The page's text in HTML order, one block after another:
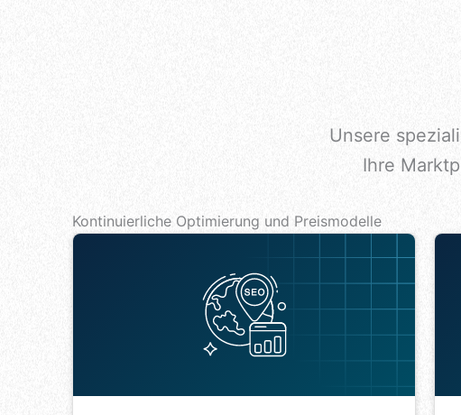
Unsere
Ihre
Kontinuierliche Optimierung und Preismodelle